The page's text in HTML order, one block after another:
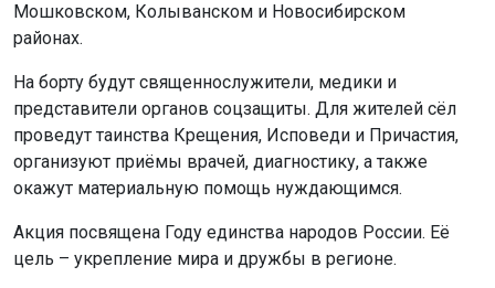
Мошковском, Колыванском и Новосибирском
районах.
На борту будут священнослужители, медики и
представители органов соцзащиты. Для жителей сёл
проведут таинства Крещения, Исповеди и Причастия,
организуют приёмы врачей, диагностику, а также
окажут материальную помощь нуждающимся.
Акция посвящена Году единства народов России. Её
цель – укрепление мира и дружбы в регионе.